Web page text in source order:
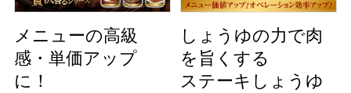
メニューの高級
感・単価アップ
に！
しょうゆの力で肉
を旨くする
ステーキしょうゆ